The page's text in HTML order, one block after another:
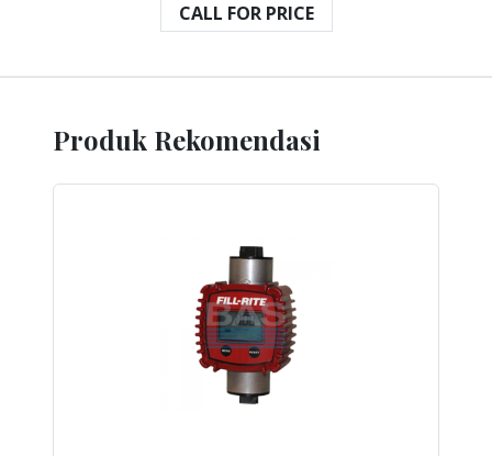
CALL FOR PRICE
Produk Rekomendasi